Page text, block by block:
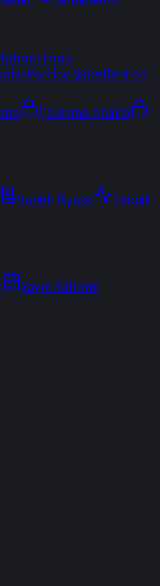
Fonu
Portföy ŞirketleriFon
Çakışma Analizi
Vadeli Piyasa
Teknik
Yayın Takvimi